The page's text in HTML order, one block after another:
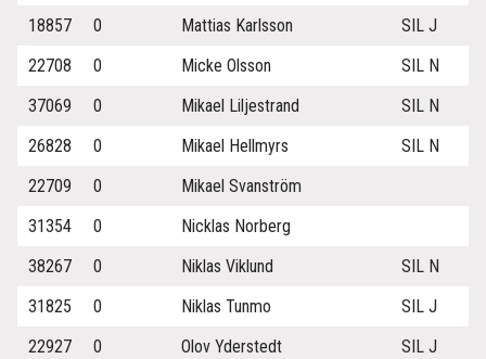
18857
0 Mattias Karlsson
SIL J
22708
0 Micke Olsson
SIL N
37069
0 Mikael Liljestrand
SIL N
26828
0 Mikael Hellmyrs
SIL N
22709
0
Mikael Svanström
31354
0
Nicklas Norberg
38267
0 Niklas Viklund
SIL N
31825
0 Niklas Tunmo
SIL J
22927
0 Olov Yderstedt
SIL J